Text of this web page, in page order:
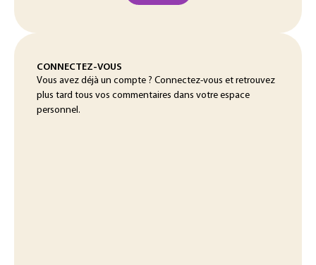
CONNECTEZ-VOUS
Vous avez déjà un compte ? Connectez-vous et retrouvez
plus tard tous vos commentaires dans votre espace
personnel.